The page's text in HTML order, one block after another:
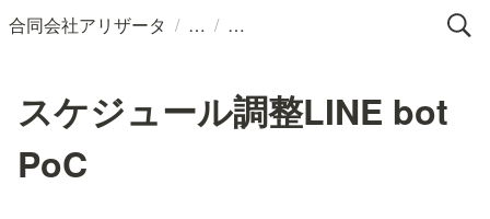
合同会社アリザータ / /
スケジュール調整LINE bot
PoC